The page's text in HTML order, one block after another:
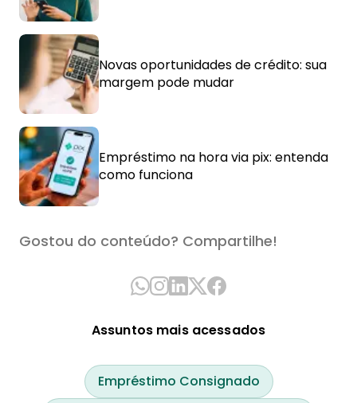
Novas oportunidades de crédito: sua
margem pode mudar
Empréstimo na hora via pix: entenda
como funciona
Gostou do conteúdo? Compartilhe!
Assuntos mais acessados
Empréstimo Consignado